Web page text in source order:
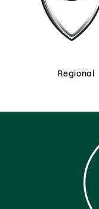
Regional